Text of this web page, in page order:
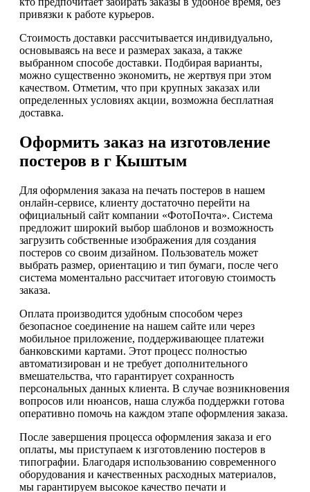
привязки к работе курьеров.
Стоимость доставки рассчитывается индивидуально,
основываясь на весе и размерах заказа, а также
выбранном способе доставки. Подбирая варианты,
можно существенно экономить, не жертвуя при этом
качеством. Отметим, что при крупных заказах или
определенных условиях акции, возможна бесплатная
доставка.
Оформить заказ на изготовление
постеров в г Кыштым
Для оформления заказа на печать постеров в нашем
онлайн-сервисе, клиенту достаточно перейти на
официальный сайт компании «ФотоПочта». Система
предложит широкий выбор шаблонов и возможность
загрузить собственные изображения для создания
постеров со своим дизайном. Пользователь может
выбрать размер, ориентацию и тип бумаги, после чего
система моментально рассчитает итоговую стоимость
заказа.
Оплата производится удобным способом через
безопасное соединение на нашем сайте или через
мобильное приложение, поддерживающее платежи
банковскими картами. Этот процесс полностью
автоматизирован и не требует дополнительного
вмешательства, что гарантирует сохранность
персональных данных клиента. В случае возникновения
вопросов или нюансов, наша служба поддержки готова
оперативно помочь на каждом этапе оформления заказа.
После завершения процесса оформления заказа и его
оплаты, мы приступаем к изготовлению постеров в
типографии. Благодаря использованию современного
оборудования и качественных расходных материалов,
мы гарантируем высокое качество печати и